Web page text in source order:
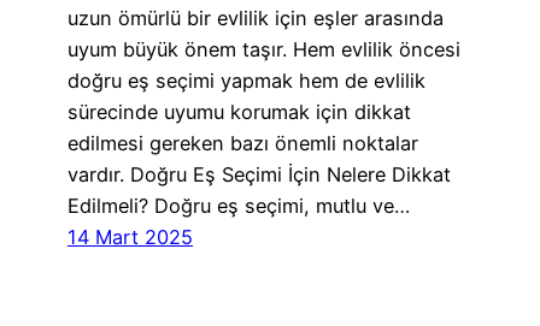
uzun ömürlü bir evlilik için eşler arasında
uyum büyük önem taşır. Hem evlilik öncesi
doğru eş seçimi yapmak hem de evlilik
sürecinde uyumu korumak için dikkat
edilmesi gereken bazı önemli noktalar
vardır. Doğru Eş Seçimi İçin Nelere Dikkat
Edilmeli? Doğru eş seçimi, mutlu ve…
14 Mart 2025